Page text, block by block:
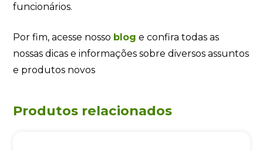
funcionários.
Por fim, acesse nosso blog e confira todas as
nossas dicas e informações sobre diversos assuntos
e produtos novos
Produtos relacionados